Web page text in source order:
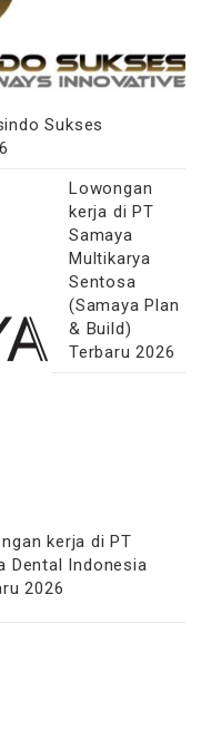
Sukses
Lowongan
kerja di PT
Samaya
Multikarya
Sentosa
(Samaya Plan
& Build)
Terbaru 2026
kerja di PT
Dental Indonesia
2026